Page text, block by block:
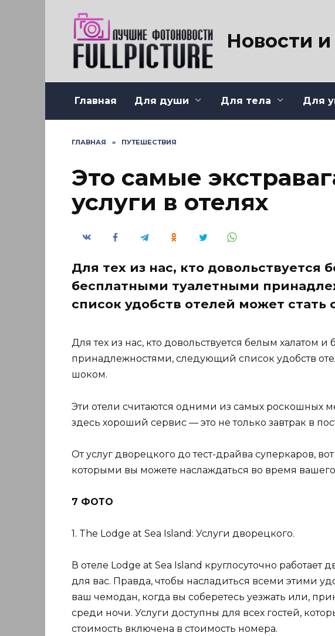
Новости
Главная Для души Для тела Для
ГЛАВНАЯ » ПУТЕШЕСТВИЯ
Это самые
услуги в отелях
Для тех из нас, кто довольствуется
бесплатными туалетными
список удобств отелей может
Для тех из нас, кто довольствуется белым халатом
принадлежностями, следующий список удобств
шоком.
Эти отели считаются одними из самых роскошных
здесь хороший сервис — это не только завтрак в
От услуг дворецкого до тест-драйва суперкаров,
которыми вы можете наслаждаться во время
7 ФОТО
1. The Lodge at Sea Island: Услуги дворецкого.
В отеле Lodge at Sea Island круглосуточно работает
для вас. Правда, чтобы насладиться всеми этими
ваш чемодан, когда вы соберетесь уезжать или,
среди ночи. Услуги доступны для всех гостей,
стоимость включена в стоимость номера.